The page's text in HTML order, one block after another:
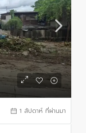
1 สัปดาห์ ที่ผ่านมา